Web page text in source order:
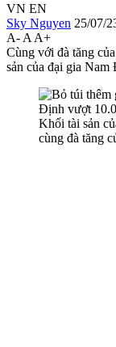
VN EN
Sky Nguyen 25/07/
A- A A+
Cùng với đà tăng
sản của đại gia
Khối tài sản
cùng đà tăng